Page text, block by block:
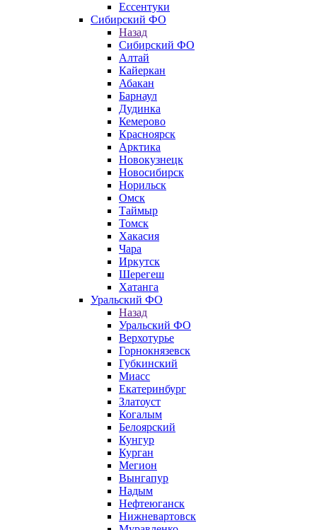
Ессентуки
Сибирский ФО
Назад
Сибирский ФО
Алтай
Кайеркан
Абакан
Барнаул
Дудинка
Кемерово
Красноярск
Арктика
Новокузнецк
Новосибирск
Норильск
Омск
Таймыр
Томск
Хакасия
Чара
Иркутск
Шерегеш
Хатанга
Уральский ФО
Назад
Уральский ФО
Верхотурье
Горнокнязевск
Губкинский
Миасс
Екатеринбург
Златоуст
Когалым
Белоярский
Кунгур
Курган
Мегион
Вынгапур
Надым
Нефтеюганск
Нижневартовск